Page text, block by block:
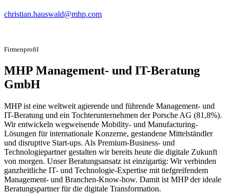
christian.hauswald@mhp.com
Firmenprofil
MHP Management- und IT-Beratung
GmbH
MHP ist eine weltweit agierende und führende Management- und
IT-Beratung und ein Tochterunternehmen der Porsche AG (81,8%).
Wir entwickeln wegweisende Mobility- und Manufacturing-
Lösungen für internationale Konzerne, gestandene Mittelständler
und disruptive Start-ups. Als Premium-Business- und
Technologiepartner gestalten wir bereits heute die digitale Zukunft
von morgen. Unser Beratungsansatz ist einzigartig: Wir verbinden
ganzheitliche IT- und Technologie-Expertise mit tiefgreifendem
Management- und Branchen-Know-how. Damit ist MHP der ideale
Beratungspartner für die digitale Transformation.